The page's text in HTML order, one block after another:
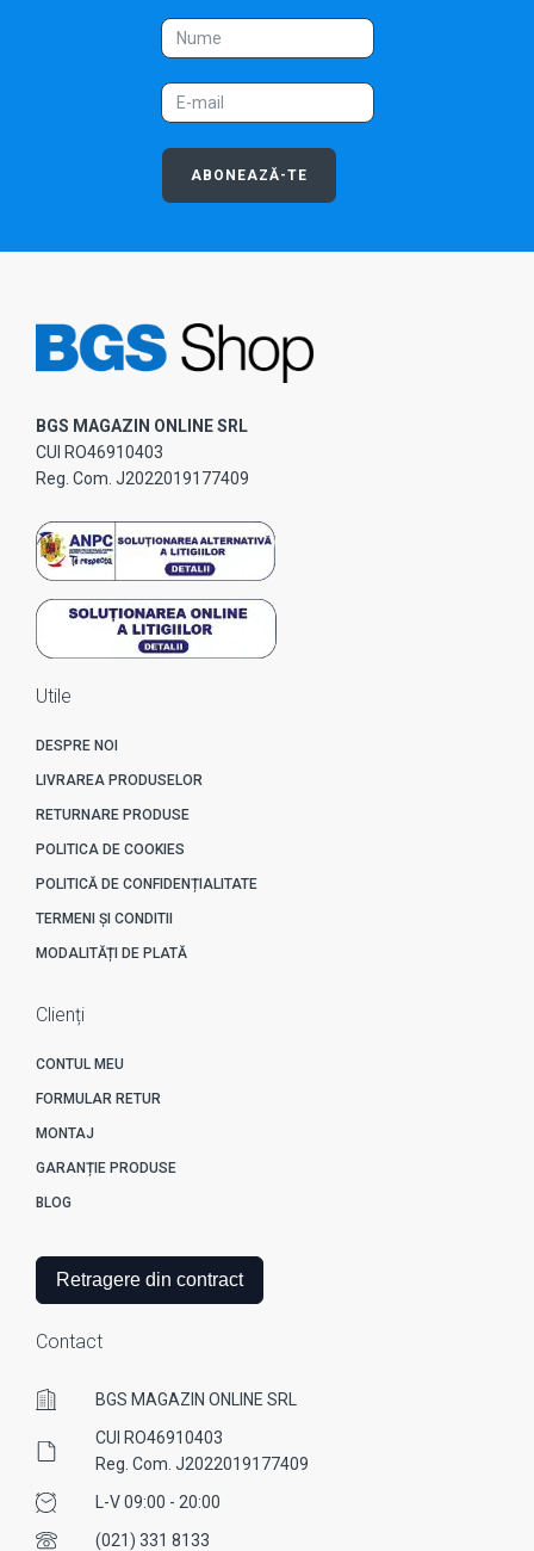
ABONEAZĂ-TE
BGS MAGAZIN ONLINE SRL
CUI RO46910403
Reg. Com. J2022019177409
Utile
DESPRE NOI
LIVRAREA PRODUSELOR
RETURNARE PRODUSE
POLITICA DE COOKIES
POLITICĂ DE CONFIDENȚIALITATE
TERMENI ȘI CONDITII
MODALITĂȚI DE PLATĂ
Clienți
CONTUL MEU
FORMULAR RETUR
MONTAJ
GARANȚIE PRODUSE
BLOG
Retragere din contract
Contact
BGS MAGAZIN ONLINE SRL
CUI RO46910403
Reg. Com. J2022019177409
L-V 09:00 - 20:00
(021) 331 8133